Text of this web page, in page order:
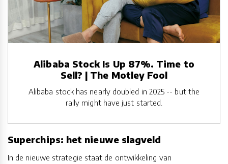
Alibaba Stock Is Up 87%. Time to
Sell? | The Motley Fool
Alibaba stock has nearly doubled in 2025 -- but the
rally might have just started.
Superchips: het nieuwe slagveld
In de nieuwe strategie staat de ontwikkeling van